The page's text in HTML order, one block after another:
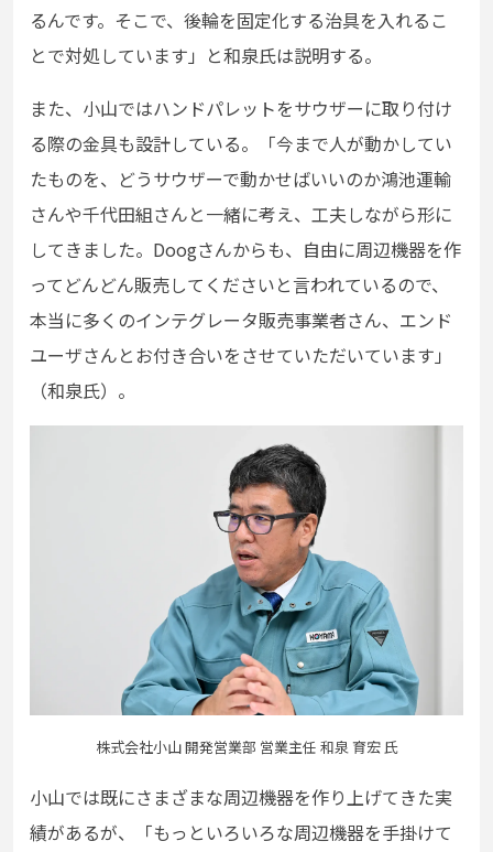
るんです。そこで、後輪を固定化する治具を入れるこ
とで対処しています」と和泉氏は説明する。
また、小山ではハンドパレットをサウザーに取り付け
る際の金具も設計している。「今まで人が動かしてい
たものを、どうサウザーで動かせばいいのか鴻池運輸
さんや千代田組さんと一緒に考え、工夫しながら形に
してきました。Doogさんからも、自由に周辺機器を作
ってどんどん販売してくださいと言われているので、
本当に多くのインテグレータ販売事業者さん、エンド
ユーザさんとお付き合いをさせていただいています」
（和泉氏）。
株式会社小山 開発営業部 営業主任 和泉 育宏 氏
小山では既にさまざまな周辺機器を作り上げてきた実
績があるが、「もっといろいろな周辺機器を手掛けて